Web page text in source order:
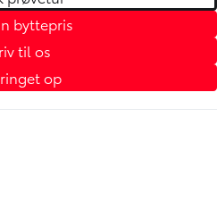
byttepris
til os
op